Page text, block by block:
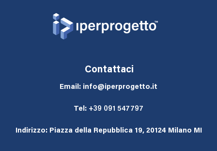
Contattaci
Email: info@iperprogetto.it
Tel: +39 091 547797
Indirizzo: Piazza della Repubblica 19, 20124 Milano MI